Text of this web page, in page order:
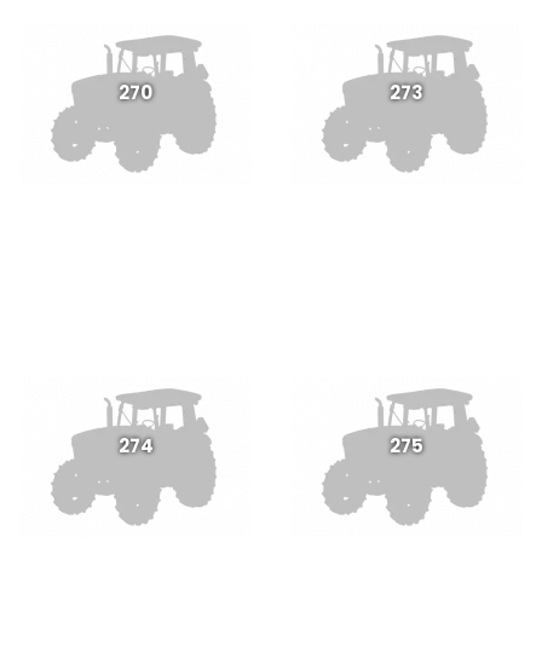
270 273
274 275